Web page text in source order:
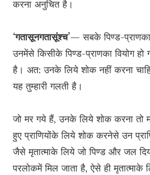
करना अनुचित है।
‘गतासूनगतासूंश्च’— सबके पिण्ड-प्राणका
उनमेंसे किसीके पिण्ड-प्राणका वियोग हो
है। अत: उनके लिये शोक नहीं करना
यह तुम्हारी गलती है।
जो मर गये हैं, उनके लिये शोक करना तो
हुए प्राणियोंके लिये शोक करनेसे उन
जैसे मृतात्माके लिये जो पिण्ड और जल
परलोकमें मिल जाता है, ऐसे ही